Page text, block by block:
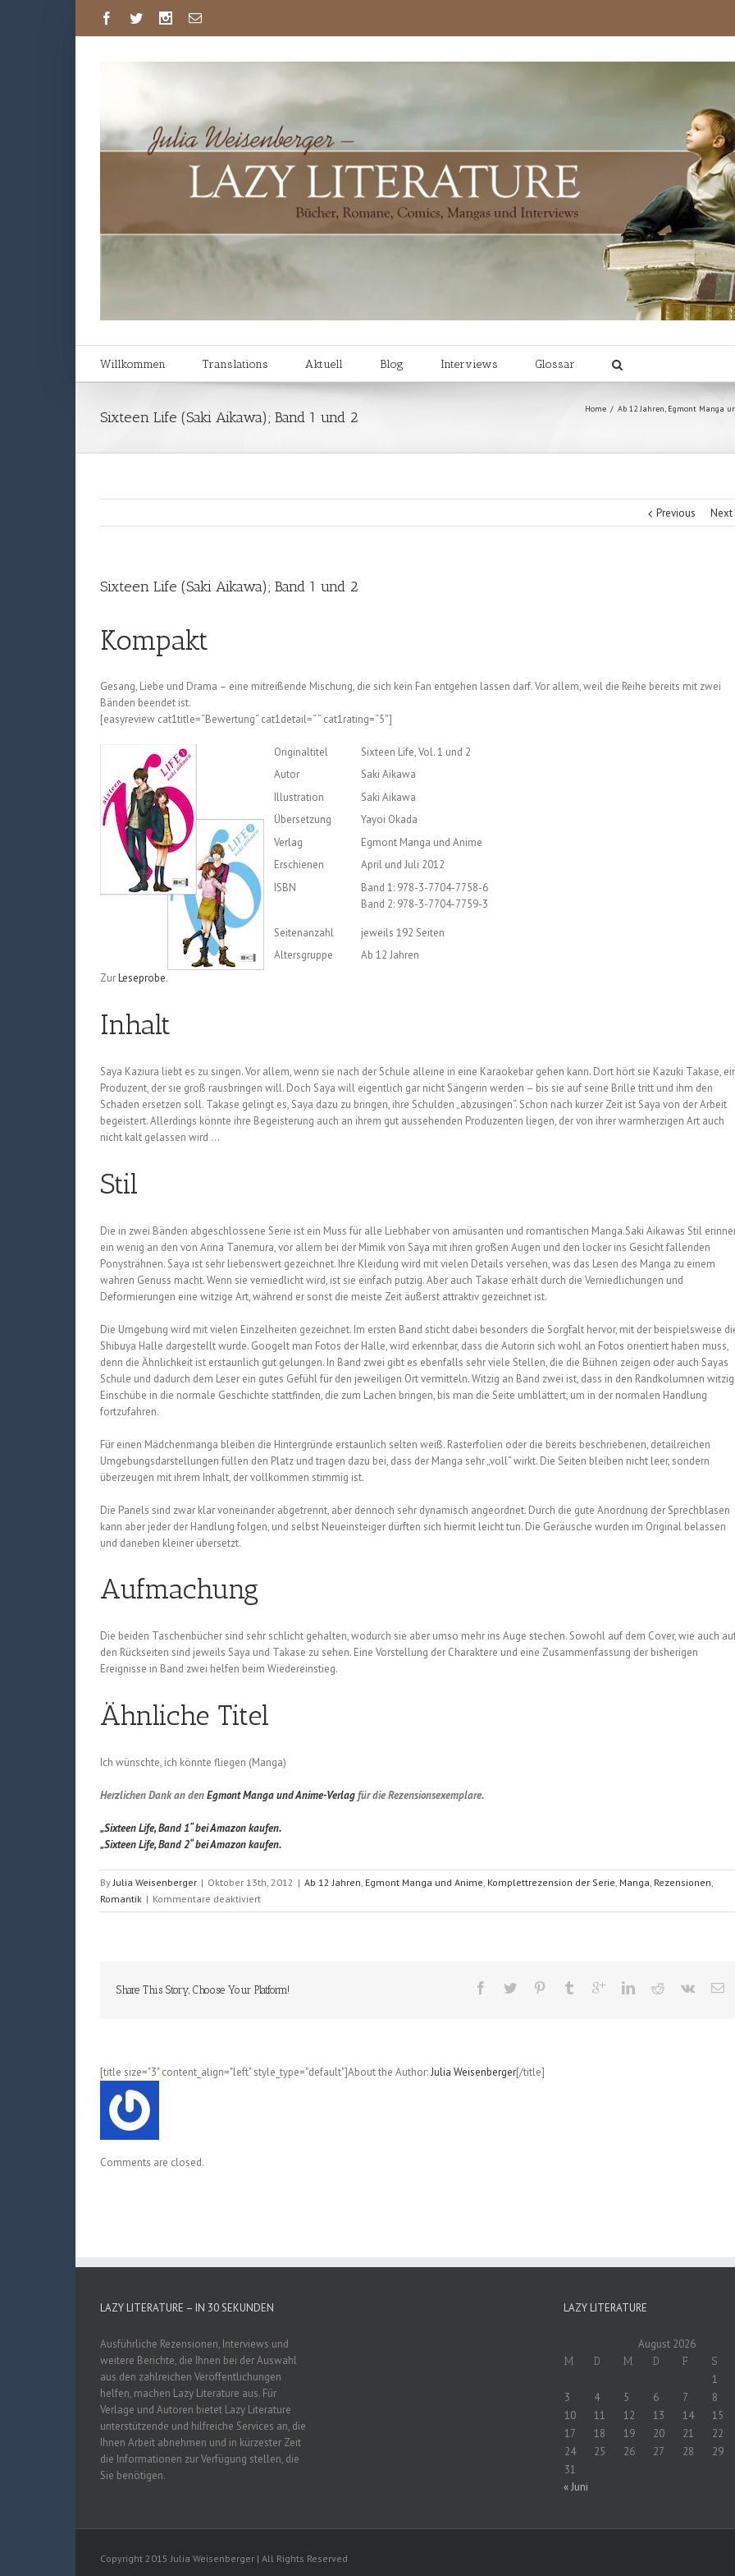
Willkommen Translations Aktuell Blog Interviews Glossar
Sixteen Life (Saki Aikawa); Band 1 und 2 Home / Ab 12 Jahren, Egmont Manga
Previous Next
Sixteen Life (Saki Aikawa); Band 1 und 2
Kompakt
Gesang, Liebe und Drama – eine mitreißende Mischung, die sich kein Fan entgehen lassen darf. Vor allem, weil die Reihe bereits mit zwei
Bänden beendet ist.
[easyreview cat1title=“Bewertung“ cat1detail=“ “ cat1rating=“5″]
Originaltitel
Sixteen Life, Vol. 1 und 2
Autor
Saki Aikawa
Illustration
Saki Aikawa
Übersetzung
Yayoi Okada
Verlag
Egmont Manga und Anime
Erschienen
April und Juli 2012
ISBN
Band 1: 978-3-7704-7758-6
Band 2: 978-3-7704-7759-3
Seitenanzahl
jeweils 192 Seiten
Altersgruppe
Ab 12 Jahren
ZurLeseprobe.
Inhalt
Saya Kaziura liebt es zu singen. Vor allem, wenn sie nach der Schule alleine in eine Karaokebar gehen kann. Dort hört sie Kazuki Takase,
Produzent, der sie groß rausbringen will. Doch Saya will eigentlich gar nicht Sängerin werden – bis sie auf seine Brille tritt und ihm den
Schaden ersetzen soll. Takase gelingt es, Saya dazu zu bringen, ihre Schulden „abzusingen“. Schon nach kurzer Zeit ist Saya von der Arbeit
begeistert. Allerdings könnte ihre Begeisterung auch an ihrem gut aussehenden Produzenten liegen, der von ihrer warmherzigen Art auch
nicht kalt gelassen wird …
Stil
Die in zwei Bänden abgeschlossene Serie ist ein Muss für alle Liebhaber von amüsanten und romantischen Manga.Saki Aikawas Stil
ein wenig an den von Arina Tanemura, vor allem bei der Mimik von Saya mit ihren großen Augen und den locker ins Gesicht fallenden
Ponysträhnen. Saya ist sehr liebenswert gezeichnet. Ihre Kleidung wird mit vielen Details versehen, was das Lesen des Manga zu einem
wahren Genuss macht. Wenn sie verniedlicht wird, ist sie einfach putzig. Aber auch Takase erhält durch die Verniedlichungen und
Deformierungen eine witzige Art, während er sonst die meiste Zeit äußerst attraktiv gezeichnet ist.
Die Umgebung wird mit vielen Einzelheiten gezeichnet. Im ersten Band sticht dabei besonders die Sorgfalt hervor, mit der beispielsweise
Shibuya Halle dargestellt wurde. Googelt man Fotos der Halle, wird erkennbar, dass die Autorin sich wohl an Fotos orientiert haben muss,
denn die Ähnlichkeit ist erstaunlich gut gelungen. In Band zwei gibt es ebenfalls sehr viele Stellen, die die Bühnen zeigen oder auch Sayas
Schule und dadurch dem Leser ein gutes Gefühl für den jeweiligen Ort vermitteln. Witzig an Band zwei ist, dass in den Randkolumnen
Einschübe in die normale Geschichte stattfinden, die zum Lachen bringen, bis man die Seite umblättert, um in der normalen Handlung
fortzufahren.
Für einen Mädchenmanga bleiben die Hintergründe erstaunlich selten weiß. Rasterfolien oder die bereits beschriebenen, detailreichen
Umgebungsdarstellungen füllen den Platz und tragen dazu bei, dass der Manga sehr „voll“ wirkt. Die Seiten bleiben nicht leer, sondern
überzeugen mit ihrem Inhalt, der vollkommen stimmig ist.
Die Panels sind zwar klar voneinander abgetrennt, aber dennoch sehr dynamisch angeordnet. Durch die gute Anordnung der Sprechblasen
kann aber jeder der Handlung folgen, und selbst Neueinsteiger dürften sich hiermit leicht tun. Die Geräusche wurden im Original belassen
und daneben kleiner übersetzt.
Aufmachung
Die beiden Taschenbücher sind sehr schlicht gehalten, wodurch sie aber umso mehr ins Auge stechen. Sowohl auf dem Cover, wie auch
den Rückseiten sind jeweils Saya und Takase zu sehen. Eine Vorstellung der Charaktere und eine Zusammenfassung der bisherigen
Ereignisse in Band zwei helfen beim Wiedereinstieg.
Ähnliche Titel
Ich wünschte, ich könnte fliegen (Manga)
Herzlichen Dank an denEgmont Manga und Anime-Verlagfür die Rezensionsexemplare.
„Sixteen Life, Band 1“ bei Amazon kaufen.
„Sixteen Life, Band 2“ bei Amazon kaufen.
By Julia Weisenberger | Oktober 13th, 2012 | Ab 12 Jahren Egmont Manga und Anime Komplettrezension der Serie Manga Rezensionen
Romantik | Kommentare deaktiviertfür
Sixteen
1
Share This Story, Choose Your Platform!
[title size="3" content_align="left" style_type="default"]About the Author:Julia Weisenberger[/title]
Comments are closed.
LAZY LITERATURE – IN 30 SEKUNDEN
Ausführliche Rezensionen, Interviews und
weitere Berichte, die Ihnen bei der Auswahl
aus den zahlreichen Veröffentlichungen
helfen, machen Lazy Literature aus. Für
Verlage und Autoren bietet Lazy Literature
unterstützende und hilfreiche Services an, die
Ihnen Arbeit abnehmen und in kürzester Zeit
die Informationen zur Verfügung stellen, die
Sie benötigen.
LAZY LITERATURE
August 2026
M D M D F S
1
3
4 5 6 7
8
10
11 12 13 14
15
17
18 19 20 21
22
24
25 26 27 28
29
31
« Juni
Copyright 2015 Julia Weisenberger | All Rights Reserved